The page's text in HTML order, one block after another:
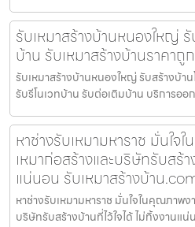
รับเหมาสร้างบ้านหนองใหญ่
บ้าน รับเหมาสร้างบ้านราคาถู
รับเหมาสร้างบ้านหนองใหญ่ รับสร้างบ้า
รับรีโนเวทบ้าน รับต่อเติมบ้าน บริการออ
หาช่างรับเหมามหาราช มั่นใ
เหมาก่อสร้างและบริษัทรับสร้า
แน่นอน รับเหมาสร้างบ้าน
หาช่างรับเหมามหาราช มั่นใจในคุณภาพ
บริษัทรับสร้างบ้านที่ไว้ใจได้ ไม่ทิ้งงานแน่